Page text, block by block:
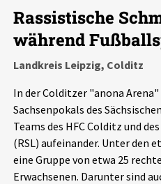
Chronik
Leipziger Zustände
Schlaglichter
Rassistische
während
Landkreis Leipzig, Colditz
In der Colditzer "anona
Sachsenpokals des
Teams des HFC Colditz und
(RSL) aufeinander. Unter den
eine Gruppe von etwa 25
Erwachsenen. Darunter sind
Ereignisse
Ereignisse